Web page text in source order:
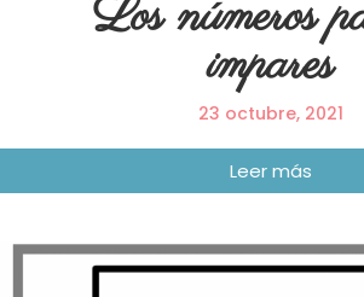
Los números
impares
23 octubre, 2021